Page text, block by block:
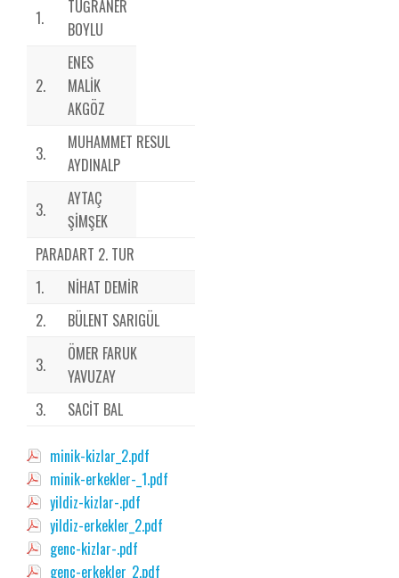
1.
TUĞRANER
BOYLU
2.
ENES
MALİK
AKGÖZ
3.
MUHAMMET RESUL
AYDINALP
3.
AYTAÇ
ŞİMŞEK
PARADART 2. TUR
1.
NİHAT DEMİR
2.
BÜLENT SARIGÜL
3.
ÖMER FARUK
YAVUZAY
3.
SACİT BAL
minik-kizlar_2.pdf
minik-erkekler-_1.pdf
yildiz-kizlar-.pdf
yildiz-erkekler_2.pdf
genc-kizlar-.pdf
genc-erkekler_2.pdf